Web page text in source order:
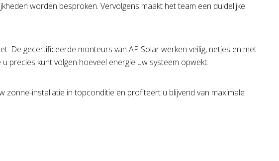
worden besproken. Vervolgens maakt het team een duidelijke
De gecertificeerde monteurs van AP Solar werken veilig, netjes en met
precies kunt volgen hoeveel energie uw systeem opwekt.
installatie in topconditie en profiteert u blijvend van maximale